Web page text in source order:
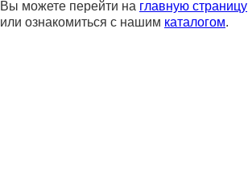
Вы можете перейти на главную страницу
или ознакомиться с нашим каталогом.